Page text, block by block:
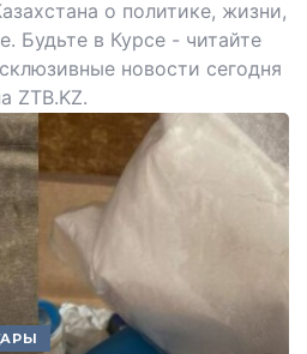
о политике, жизни,
Будьте в Курсе - читайте
новости сегодня
ZTB.KZ.